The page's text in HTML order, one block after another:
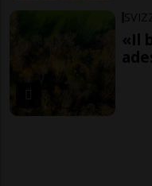
«Il